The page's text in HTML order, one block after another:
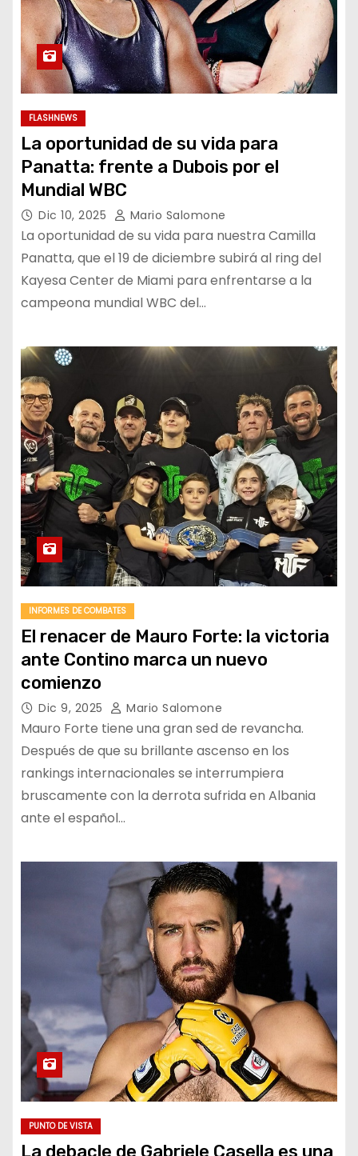
FLASHNEWS
La oportunidad de su vida para
Panatta: frente a Dubois por el
Mundial WBC
Dic 10, 2025 Mario Salomone
La oportunidad de su vida para nuestra Camilla
Panatta, que el 19 de diciembre subirá al ring del
Kayesa Center de Miami para enfrentarse a la
campeona mundial WBC del…
INFORMES DE COMBATES
El renacer de Mauro Forte: la victoria
ante Contino marca un nuevo
comienzo
Dic 9, 2025 Mario Salomone
Mauro Forte tiene una gran sed de revancha.
Después de que su brillante ascenso en los
rankings internacionales se interrumpiera
bruscamente con la derrota sufrida en Albania
ante el español…
PUNTO DE VISTA
La debacle de Gabriele Casella es una